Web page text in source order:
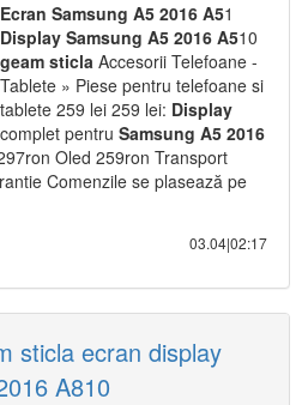
Ecran Samsung A5 2016 A51
Display Samsung A5 2016 A510
geam sticla Accesorii Telefoane -
Tablete » Piese pentru telefoane si
tablete 259 lei 259 lei: Display
complet pentru Samsung A5 2016
Oled 259ron Transport
Comenzile se plasează pe
03.04|02:17
sticla ecran display
A810